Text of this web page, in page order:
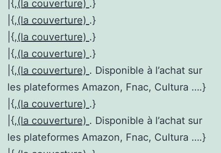
|{,(la couverture) .}
|{,(la couverture) .}
|{,(la couverture) .}
|{,(la couverture) .}
|{,(la couverture) . Disponible à l’achat sur
les plateformes Amazon, Fnac, Cultura ….}
|{,(la couverture) .}
|{,(la couverture) . Disponible à l’achat sur
les plateformes Amazon, Fnac, Cultura ….}